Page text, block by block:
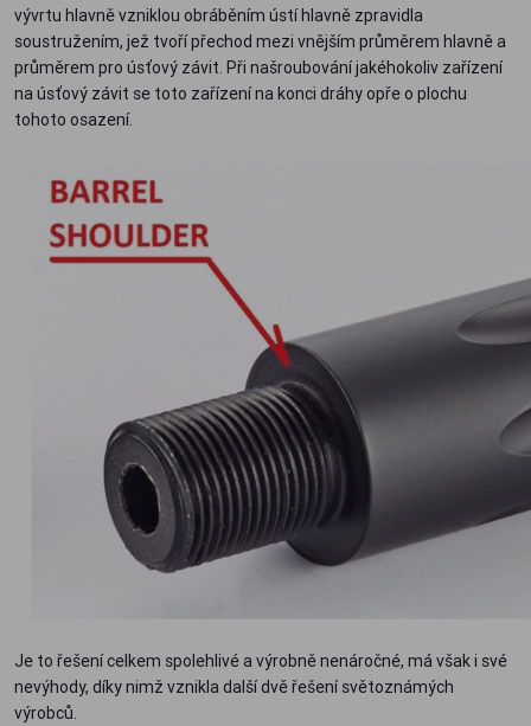
vývrtu hlavně vzniklou obráběním ústí hlavně zpravidla
soustružením, jež tvoří přechod mezi vnějším průměrem hlavně a
průměrem pro úsťový závit. Při našroubování jakéhokoliv zařízení
na úsťový závit se toto zařízení na konci dráhy opře o plochu
tohoto osazení.
Je to řešení celkem spolehlivé a výrobně nenáročné, má však i své
nevýhody, díky nimž vznikla další dvě řešení světoznámých
výrobců.